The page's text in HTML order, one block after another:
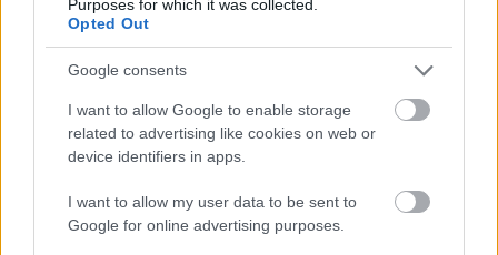
Purposes for which it was collected.
Opted Out
Google consents
I want to allow Google to enable storage
related to advertising like cookies on web or
device identifiers in apps.
I want to allow my user data to be sent to
Google for online advertising purposes.